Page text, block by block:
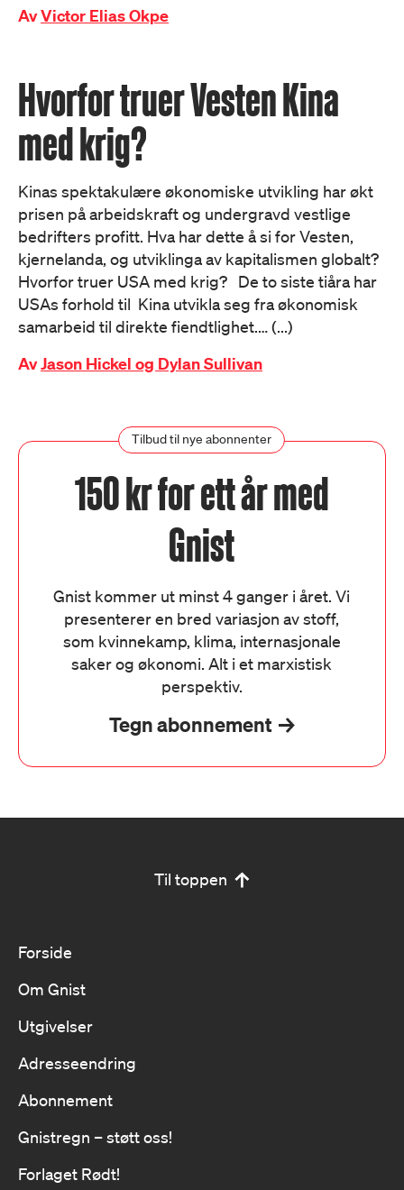
AvVictor Elias Okpe
Hvorfor truer Vesten Kina
med krig?
Kinas spektakulære økonomiske utvikling har økt
prisen på arbeidskraft og undergravd vestlige
bedrifters profitt. Hva har dette å si for Vesten,
kjernelanda, og utviklinga av kapitalismen globalt?
Hvorfor truer USA med krig? De to siste tiåra har
USAs forhold til Kina utvikla seg fra økonomisk
samarbeid til direkte fiendtlighet.… (...)
AvJason Hickel og Dylan Sullivan
Tilbud til nye abonnenter
150 kr for ett år med
Gnist
Gnist kommer ut minst 4 ganger i året. Vi
presenterer en bred variasjon av stoff,
som kvinnekamp, klima, internasjonale
saker og økonomi. Alt i et marxistisk
perspektiv.
Tegn abonnement
Til toppen
Forside
Om Gnist
Utgivelser
Adresseendring
Abonnement
Gnistregn – støtt oss!
Forlaget Rødt!